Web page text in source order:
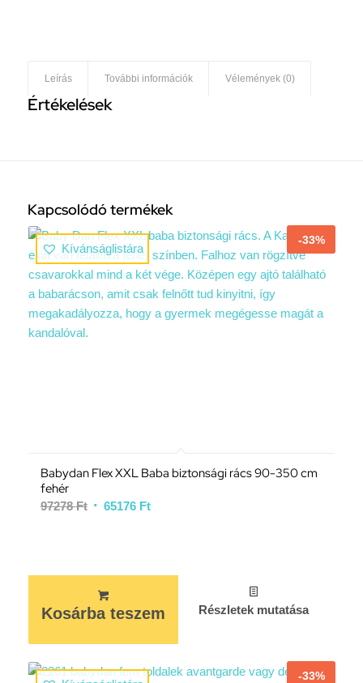
Leírás További információk Vélemények (0)
Értékelések
Kapcsolódó termékek
Kívánságlistára
-33%
Babydan Flex XXL Baba biztonsági rács 90-350 cm
fehér
97278Ft 65176 Ft
Kosárba teszem Részletek mutatása
-33%